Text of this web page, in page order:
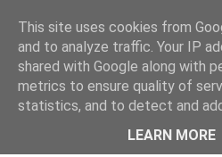
UA:PBC
This site uses cookies from
and to analyze traffic. Your IP
shared with Google along with
metrics to ensure quality of
statistics, and to detect and
LEARN MORE